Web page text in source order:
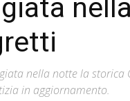
nella notte la
in aggiornamento.